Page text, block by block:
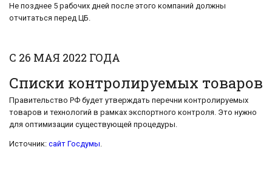
Не позднее 5 рабочих дней после этого компаний должны
отчитаться перед ЦБ.
С 26 МАЯ 2022 ГОДА
Списки контролируемых товаров
Правительство РФ будет утверждать перечни контролируемых
товаров и технологий в рамках экспортного контроля. Это нужно
для оптимизации существующей процедуры.
Источник: сайт Госдумы.